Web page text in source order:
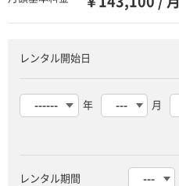
レンタル開始日
年 月
レンタル期間